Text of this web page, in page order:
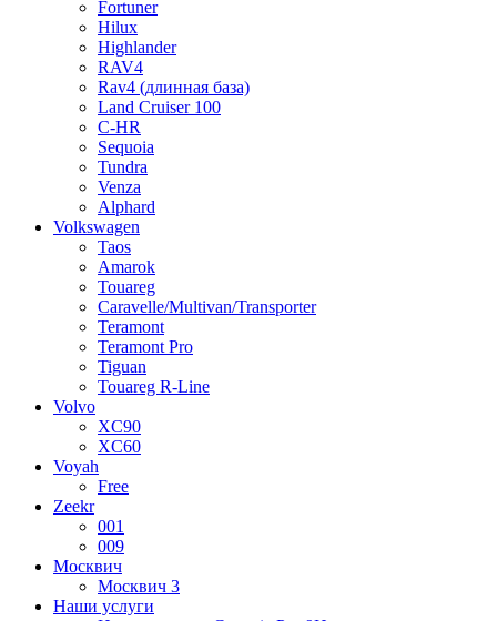
Fortuner
Hilux
Highlander
RAV4
Rav4 (длинная база)
Land Cruiser 100
C-HR
Sequoia
Tundra
Venza
Alphard
Volkswagen
Taos
Amarok
Touareg
Caravelle/Multivan/Transporter
Teramont
Teramont Pro
Tiguan
Touareg R-Line
Volvo
XC90
XC60
Voyah
Free
Zeekr
001
009
Москвич
Москвич 3
Наши услуги